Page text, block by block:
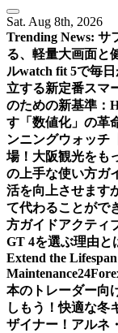
Sat. Aug 8th, 2026
Trending News: サ
る、軽量大画面と
ルwatch fit 5で毎
立する新定番スマ
のための新基準：
す「数値化」の革
ンニングウォッチ
場！ 大阪観光をも
の上手な使い方ガ
活を向上させます
て代わることがで
方ガイドアクティ
GT 4を選ぶ理由と
Extend the
Maintenance
本のトレーダー向
しもう！快適な冬
ザイナー！アルネ